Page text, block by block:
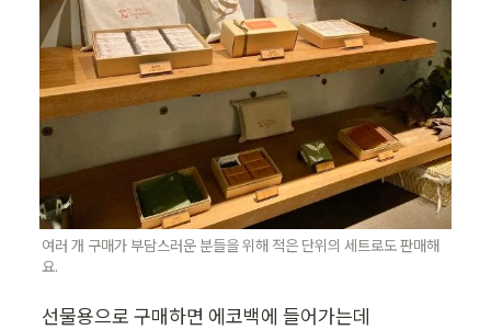
여러 개 구매가 부담스러운 분들을 위해 적은 단위의 세트로도 판매해
요.
선물용으로 구매하면 에코백에 들어가는데